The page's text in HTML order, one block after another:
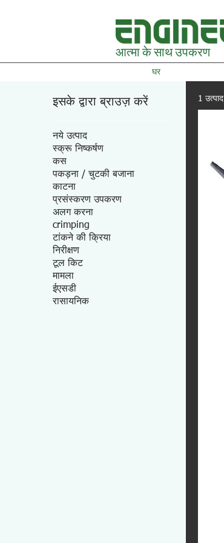
आत्मा के साथ उपकरण
घर
इसके द्वारा ब्राउज़ करें
नये उत्पाद
स्क्रू निष्कर्षण
कस
पकड़ना / चुटकी बजाना
काटना
प्रसंस्करण उपकरण
अलग करना
crimping
टांकने की क्रिया
निरीक्षण
टूल किट
मामला
ईएसडी
रासायनिक
1 उत्पाद